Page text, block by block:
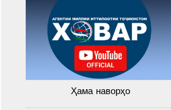
Ҳама наворҳо